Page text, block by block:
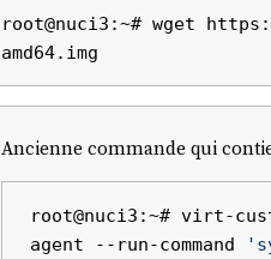
root@nuci3:~# wget
Ancienne commande qui
root@nuci3:~# virt-
agent --run-command